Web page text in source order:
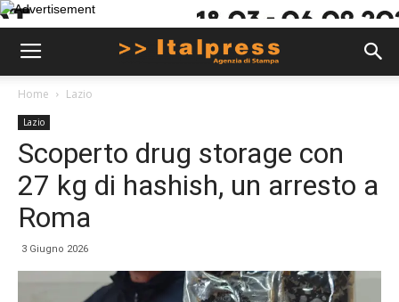
Home Lazio
Lazio
Scoperto drug storage con
27 kg di hashish, un arresto a
Roma
3 Giugno 2026